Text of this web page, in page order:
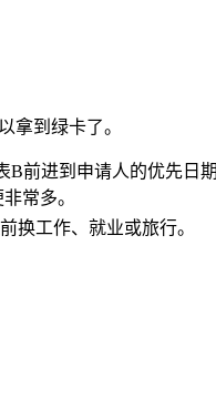
拿到绿卡了。
前进到申请人的优先日
常多。
换工作、就业或旅行。